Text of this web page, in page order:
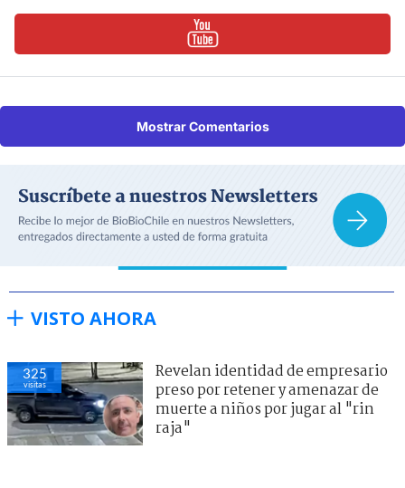
Mostrar Comentarios
VISTO AHORA
325
visitas
Revelan identidad de empresario
preso por retener y amenazar de
muerte a niños por jugar al "rin
raja"